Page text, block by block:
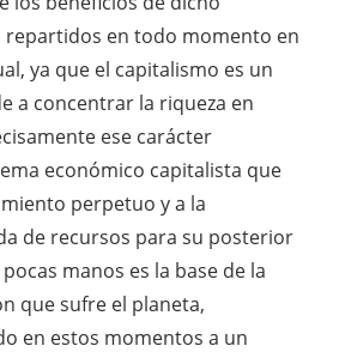
repartidos en todo momento en
ya que el capitalismo es un
a concentrar la riqueza en
ese carácter
económico capitalista que
perpetuo y a la
de recursos para su posterior
manos es la base de la
que sufre el planeta,
en estos momentos a un